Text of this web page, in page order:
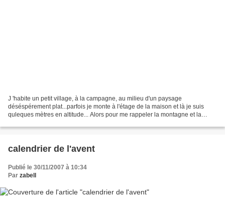
J 'habite un petit village, à la campagne, au milieu d'un paysage
déséspérement plat...parfois je monte à l'étage de la maison et là je suis
quleques mètres en altitude... Alors pour me rappeler la montagne et la
calendrier de l'avent
Publié le 30/11/2007 à 10:34
Par zabell